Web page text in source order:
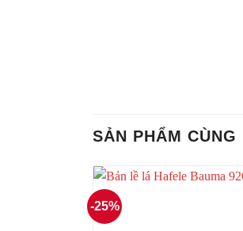
SẢN PHẨM CÙNG
-25%